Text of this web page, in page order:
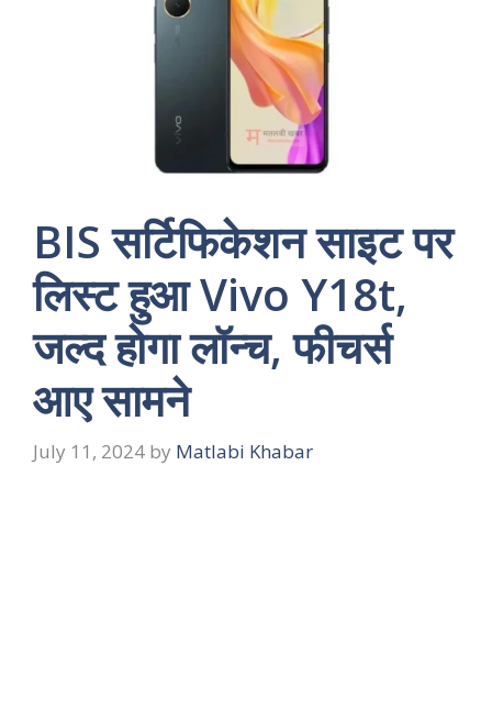
BIS सर्टिफिकेशन साइट पर
लिस्ट हुआ Vivo Y18t,
जल्द होगा लॉन्च, फीचर्स
आए सामने
July 11, 2024 by Matlabi Khabar